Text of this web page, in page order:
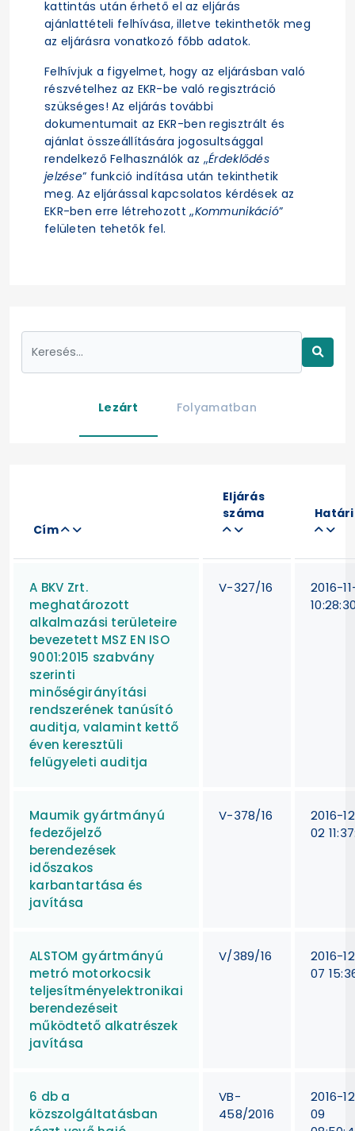
kattintás után érhető el az eljárás
ajánlattételi felhívása, illetve tekinthetők meg
az eljárásra vonatkozó főbb adatok.
Felhívjuk a figyelmet, hogy az eljárásban való
részvételhez az EKR-be való regisztráció
szükséges! Az eljárás további
dokumentumait az EKR-ben regisztrált és
ajánlat összeállítására jogosultsággal
rendelkező Felhasználók az „Érdeklődés
jelzése” funkció indítása után tekinthetik
meg. Az eljárással kapcsolatos kérdések az
EKR-ben erre létrehozott „Kommunikáció”
felületen tehetők fel.
Lezárt Folyamatban
Cím
Eljárás
száma
A BKV Zrt.
meghatározott
alkalmazási területeire
bevezetett MSZ EN ISO
9001:2015 szabvány
szerinti
minőségirányítási
rendszerének tanúsító
auditja, valamint kettő
éven keresztüli
felügyeleti auditja
V-327/16
2016-
Maumik gyártmányú
fedezőjelző
berendezések
időszakos
karbantartása és
javítása
V-378/16
2016-
02
ALSTOM gyártmányú
metró motorkocsik
teljesítményelektronikai
berendezéseit
működtető alkatrészek
javítása
V/389/16
2016-
07
6 db a
közszolgáltatásban
VB-
458/2016
2016-
09